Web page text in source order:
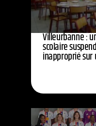
Villeurbanne :
scolaire
inapproprié